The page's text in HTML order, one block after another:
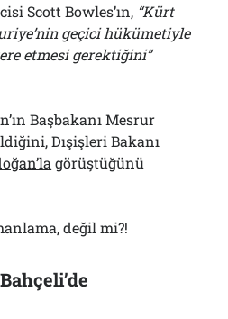
Scott Bowles’ın, “Kürt
geçici hükümetiyle
etmesi gerektiğini”
Başbakanı Mesrur
Dışişleri Bakanı
görüştüğünü
değil mi?!